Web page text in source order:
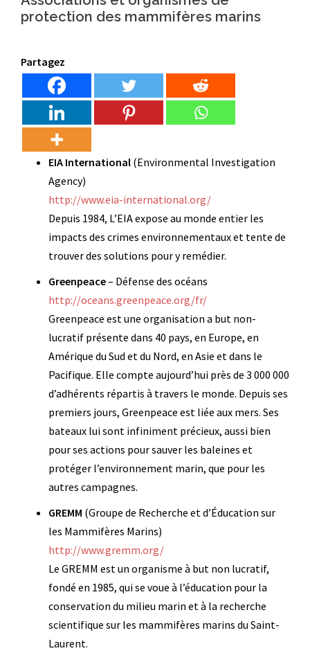
protection des mammifères marins
Partagez
EIA International (Environmental Investigation
Agency)
http://www.eia-international.org/
Depuis 1984, L’EIA expose au monde entier les
impacts des crimes environnementaux et tente de
trouver des solutions pour y remédier.
Greenpeace– Défense des océans
http://oceans.greenpeace.org/fr/
Greenpeace est une organisation a but non-
lucratif présente dans 40 pays, en Europe, en
Amérique du Sud et du Nord, en Asie et dans le
Pacifique. Elle compte aujourd’hui près de 3 000 000
d’adhérents répartis à travers le monde. Depuis ses
premiers jours, Greenpeace est liée aux mers. Ses
bateaux lui sont infiniment précieux, aussi bien
pour ses actions pour sauver les baleines et
protéger l’environnement marin, que pour les
autres campagnes.
GREMM (Groupe de Recherche et d’Éducation sur
les Mammifères Marins)
http://www.gremm.org/
Le GREMM est un organisme à but non lucratif,
fondé en 1985, qui se voue à l’éducation pour la
conservation du milieu marin et à la recherche
scientifique sur les mammifères marins du Saint-
Laurent.